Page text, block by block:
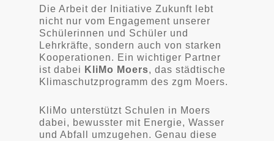
Die Arbeit der Initiative Zukunft lebt
nicht nur vom Engagement unserer
Schülerinnen und Schüler und
Lehrkräfte, sondern auch von starken
Kooperationen. Ein wichtiger Partner
ist dabei KliMo Moers, das städtische
Klimaschutzprogramm des zgm Moers.
KliMo unterstützt Schulen in Moers
dabei, bewusster mit Energie, Wasser
und Abfall umzugehen. Genau diese